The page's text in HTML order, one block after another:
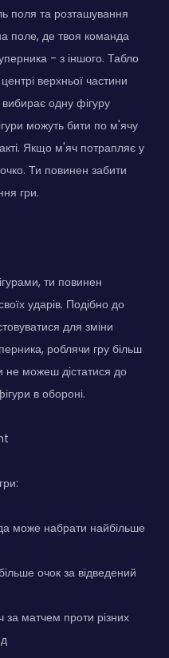
поля та розташування
поле, де твоя команда
- з іншого. Табло
верхньої частини
одну фігуру
можуть бити по м'ячу
Якщо м'яч потрапляє у
Ти повинен забити
гри.
ти повинен
ударів. Подібно до
для зміни
роблячи гру більш
не можеш дістатися до
в обороні.
може набрати найбільше
очок за відведений
матчем проти різних